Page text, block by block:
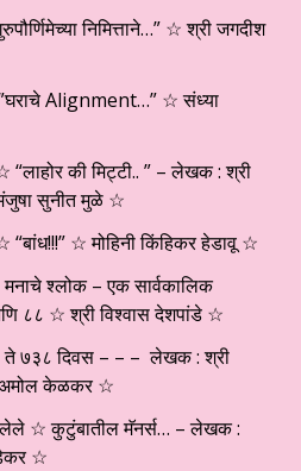
निमित्ताने…” ☆ श्री जगदीश
”घराचे Alignment…” ☆ संध्या
“लाहोर की मिट्टी.. ” – लेखक : श्री
सुनीत मुळे ☆
“बांध!!!” ☆ मोहिनी किंहिकर हेडावू ☆
मनाचे श्लोक – एक सार्वकालिक
८८ ☆ श्री विश्वास देशपांडे ☆
ते ७३८ दिवस – – – लेखक : श्री
अमोल केळकर ☆
☆ कुटुंबातील मॅनर्स… – लेखक :
☆